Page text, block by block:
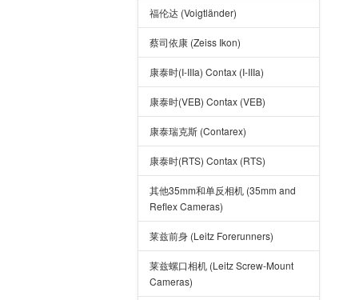
福伦达 (Voigtländer)
蔡司依康 (Zeiss Ikon)
康泰时(I-IIIa) Contax (I-IIIa)
康泰时(VEB) Contax (VEB)
康泰瑞克斯 (Contarex)
康泰时(RTS) Contax (RTS)
其他35mm和单反相机 (35mm and
Reflex Cameras)
莱兹前身 (Leitz Forerunners)
莱兹螺口相机 (Leitz Screw-Mount
Cameras)